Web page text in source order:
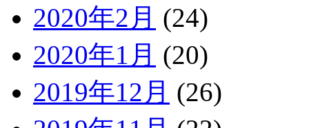
2020年2月 (24)
2020年1月 (20)
2019年12月 (26)